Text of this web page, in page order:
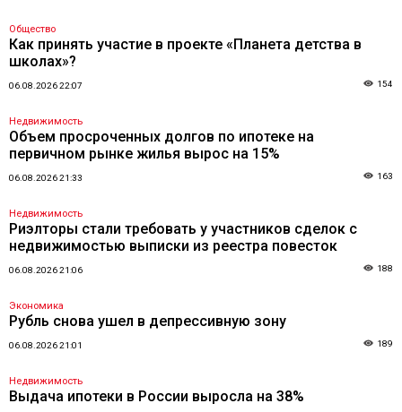
Общество
Как принять участие в проекте «Планета детства в
школах»?
06.08.2026 22:07 154
Недвижимость
Объем просроченных долгов по ипотеке на
первичном рынке жилья вырос на 15%
06.08.2026 21:33 163
Недвижимость
Риэлторы стали требовать у участников сделок с
недвижимостью выписки из реестра повесток
06.08.2026 21:06 188
Экономика
Рубль снова ушел в депрессивную зону
06.08.2026 21:01 189
Недвижимость
Выдача ипотеки в России выросла на 38%